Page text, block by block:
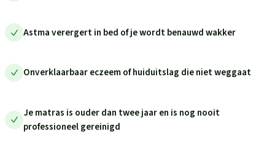
Astma verergert in bed of je wordt benauwd wakker
Onverklaarbaar eczeem of huiduitslag die niet weggaat
Je matras is ouder dan twee jaar en is nog nooit
professioneel gereinigd